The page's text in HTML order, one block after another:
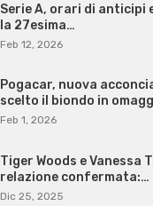
Serie A, orari di anticipi
la 27esima…
Feb 12, 2026
Pogacar, nuova
scelto il biondo in
Feb 1, 2026
Tiger Woods e Vanessa
relazione confermata:…
Dic 25, 2025